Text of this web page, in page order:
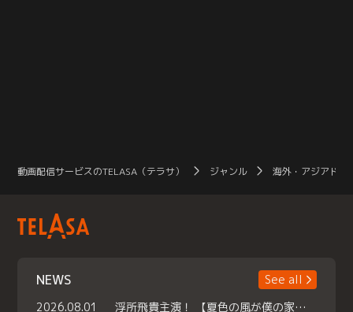
動画配信サービスのTELASA（テラサ） ジャンル 海外・アジアドラ
NEWS
See all
2026.08.01
浮所飛貴主演！ 【夏色の風が僕の家にやってきた】 本日よりテラサで独占配信スタート！